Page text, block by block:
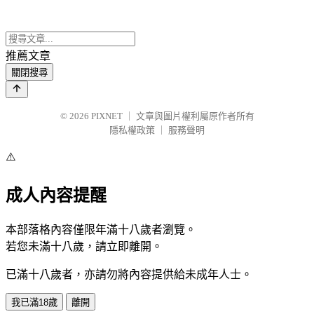
推薦文章
關閉搜尋
© 2026 PIXNET
文章與圖片權利屬原作者所有
隱私權政策
服務聲明
⚠️
成人內容提醒
本部落格內容僅限年滿十八歲者瀏覽。
若您未滿十八歲，請立即離開。
已滿十八歲者，亦請勿將內容提供給未成年人士。
我已滿18歲 離開